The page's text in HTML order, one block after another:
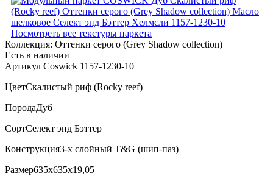
Посмотреть все текстуры паркета
Коллекция: Оттенки серого (Grеy Shadow collection)
Есть в наличии
Артикул Coswick 1157-1230-10
ЦветСкалистый риф (Rocky reef)
ПородаДуб
СортСелект энд Бэттер
Конструкция3-х слойный T&G (шип-паз)
Размер635x635x19,05